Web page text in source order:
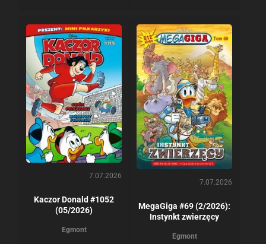
7.07.2026
Kaczor Donald #1052
(05/2026)
Egmont
7.07.2026
MegaGiga #69 (2/2026):
Instynkt zwierzęcy
Egmont